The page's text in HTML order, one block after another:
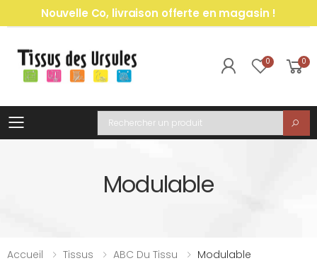
Nouvelle Co, livraison offerte en magasin !
0 0
Toggle mobile menu
Recherche
Modulable
Accueil Tissus ABC Du Tissu Modulable